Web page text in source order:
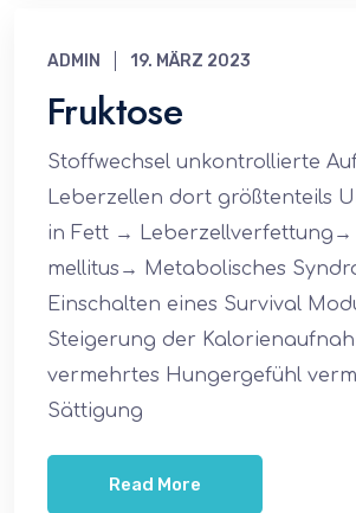
ADMIN 19. MÄRZ 2023
Fruktose
Stoffwechsel unkontrollierte
Leberzellen dort größtenteils
in Fett → Leberzellverfettung→
mellitus→ Metabolisches
Einschalten eines Survival
Steigerung der
vermehrtes Hungergefühl
Sättigung
Read More